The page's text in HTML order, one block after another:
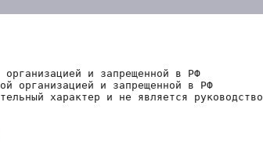
и запрещенной в РФ
организацией и запрещенной в РФ
характер и не является